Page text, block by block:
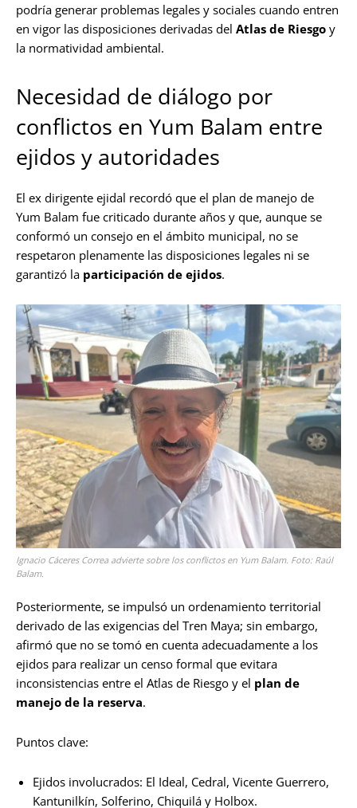
podría generar problemas legales y sociales cuando entren
en vigor las disposiciones derivadas del Atlas de Riesgo y
la normatividad ambiental.
Necesidad de diálogo por
conflictos en Yum Balam entre
ejidos y autoridades
El ex dirigente ejidal recordó que el plan de manejo de
Yum Balam fue criticado durante años y que, aunque se
conformó un consejo en el ámbito municipal, no se
respetaron plenamente las disposiciones legales ni se
garantizó la participación de ejidos.
Ignacio Cáceres Correa advierte sobre los conflictos en Yum Balam. Foto: Raúl
Balam.
Posteriormente, se impulsó un ordenamiento territorial
derivado de las exigencias del Tren Maya; sin embargo,
afirmó que no se tomó en cuenta adecuadamente a los
ejidos para realizar un censo formal que evitara
inconsistencias entre el Atlas de Riesgo y el plan de
manejo de la reserva.
Puntos clave:
Ejidos involucrados: El Ideal, Cedral, Vicente Guerrero,
Kantunilkín, Solferino, Chiquilá y Holbox.